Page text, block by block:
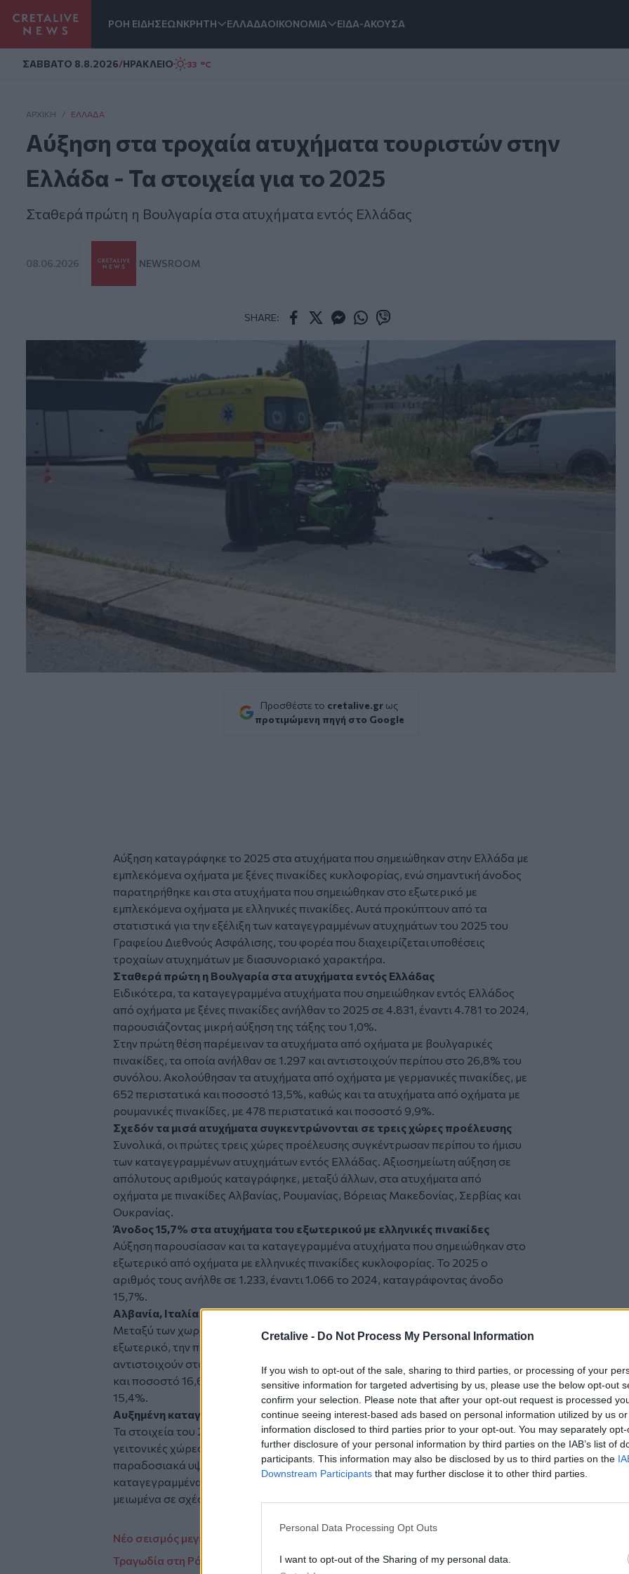
Cretalive - Do Not Process My Personal Information
If you wish to opt-out of the sale, sharing to third parties, or processing of your
sensitive information for targeted advertising by us, please use the below opt-out
confirm your selection. Please note that after your opt-out request is processed
continue seeing interest-based ads based on personal information utilized by us
information disclosed to third parties prior to your opt-out. You may separately
further disclosure of your personal information by third parties on the IAB’s list of
participants. This information may also be disclosed by us to third parties on the
Downstream Participants that may further disclose it to other third parties.
Personal Data Processing Opt Outs
I want to opt-out of the Sharing of my personal data.
ΡΟΗ ΕΙΔΗΣΕΩΝΚΡΗΤΗ ΕΛΛΑΔΑΟΙΚΟΝΟΜΙΑ ΕΙΔΑ-ΑΚΟΥΣΑ
ΣAΒΒΑΤΟ 8.8.2026/ΗΡΑΚΛΕΙΟ 33 °C
ΑΡΧΙΚΗ / ΕΛΛΆΔΑ
Αύξηση στα τροχαία ατυχήματα τουριστών στην
Ελλάδα - Τα στοιχεία για το 2025
Σταθερά πρώτη η Βουλγαρία στα ατυχήματα εντός Ελλάδας
08.06.2026 NEWSROOM
SHARE:
Προσθέστε το cretalive.gr ως
προτιμώμενη πηγή στο Google
Αύξηση καταγράφηκε το 2025 στα ατυχήματα που σημειώθηκαν στην Ελλάδα με
εμπλεκόμενα οχήματα με ξένες πινακίδες κυκλοφορίας, ενώ σημαντική άνοδος
παρατηρήθηκε και στα ατυχήματα που σημειώθηκαν στο εξωτερικό με
εμπλεκόμενα οχήματα με ελληνικές πινακίδες. Αυτά προκύπτουν από τα
στατιστικά για την εξέλιξη των καταγεγραμμένων ατυχημάτων του 2025 του
Γραφείου Διεθνούς Ασφάλισης, του φορέα που διαχειρίζεται υποθέσεις
τροχαίων ατυχημάτων με διασυνοριακό χαρακτήρα.
Σταθερά πρώτη η Βουλγαρία στα ατυχήματα εντός Ελλάδας
Ειδικότερα, τα καταγεγραμμένα ατυχήματα που σημειώθηκαν εντός Ελλάδος
από οχήματα με ξένες πινακίδες ανήλθαν το 2025 σε 4.831, έναντι 4.781 το 2024,
παρουσιάζοντας μικρή αύξηση της τάξης του 1,0%.
Στην πρώτη θέση παρέμειναν τα ατυχήματα από οχήματα με βουλγαρικές
πινακίδες, τα οποία ανήλθαν σε 1.297 και αντιστοιχούν περίπου στο 26,8% του
συνόλου. Ακολούθησαν τα ατυχήματα από οχήματα με γερμανικές πινακίδες, με
652 περιστατικά και ποσοστό 13,5%, καθώς και τα ατυχήματα από οχήματα με
ρουμανικές πινακίδες, με 478 περιστατικά και ποσοστό 9,9%.
Σχεδόν τα μισά ατυχήματα συγκεντρώνονται σε τρεις χώρες προέλευσης
Συνολικά, οι πρώτες τρεις χώρες προέλευσης συγκέντρωσαν περίπου το ήμισυ
των καταγεγραμμένων ατυχημάτων εντός Ελλάδας. Αξιοσημείωτη αύξηση σε
απόλυτους αριθμούς καταγράφηκε, μεταξύ άλλων, στα ατυχήματα από
οχήματα με πινακίδες Αλβανίας, Ρουμανίας, Βόρειας Μακεδονίας, Σερβίας και
Ουκρανίας.
Άνοδος 15,7% στα ατυχήματα του εξωτερικού με ελληνικές πινακίδες
Αύξηση παρουσίασαν και τα καταγεγραμμένα ατυχήματα που σημειώθηκαν στο
εξωτερικό από οχήματα με ελληνικές πινακίδες κυκλοφορίας. Το 2025 ο
αριθμός τους ανήλθε σε 1.233, έναντι 1.066 το 2024, καταγράφοντας άνοδο
15,7%.
Αλβανία, Ιταλία και Γερμανία στην κορυφή των χωρών του εξωτερικού
Μεταξύ των χωρών στις οποίες καταγράφηκαν τα περισσότερα ατυχήματα στο
εξωτερικό, την πρώτη θέση κατέλαβε η Αλβανία με 219 ατυχήματα, που
αντιστοιχούν στο 17,8% του συνόλου. Ακολούθησαν η Ιταλία με 205 ατυχήματα
και ποσοστό 16,6%, καθώς και η Γερμανία με 190 ατυχήματα και ποσοστό
15,4%.
Αυξημένη καταγραφή σε γειτονικές χώρες
Τα στοιχεία του 2025 αναδεικνύουν αυξημένη καταγραφή ατυχημάτων σε
γειτονικές χώρες, όπως η Αλβανία και η Βουλγαρία, ενώ σε χώρες με
παραδοσιακά υψηλή συμμετοχή, όπως η Ιταλία και η Γερμανία, τα
καταγεγραμμένα ατυχήματα παρέμειναν σε υψηλά επίπεδα, αλλά εμφανίστηκαν
μειωμένα σε σχέση με το 2024.
Νέο σεισμός μεγέθους 3,5 Ρίχτερ στην Εύβοια – Έγινε αισθητός στην Αττική
Τραγωδία στη Ρόδο: Σκότωσε με μαχαίρι τον φίλο του έπειτα από καβγά